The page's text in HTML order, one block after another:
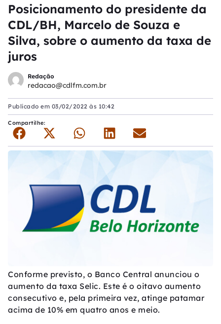
Posicionamento do presidente da
CDL/BH, Marcelo de Souza e
Silva, sobre o aumento da taxa de
juros
Redação
redacao@cdlfm.com.br
Publicado em 03/02/2022 às 10:42
Compartilhe:
Conforme previsto, o Banco Central anunciou o
aumento da taxa Selic. Este é o oitavo aumento
consecutivo e, pela primeira vez, atinge patamar
acima de 10% em quatro anos e meio.